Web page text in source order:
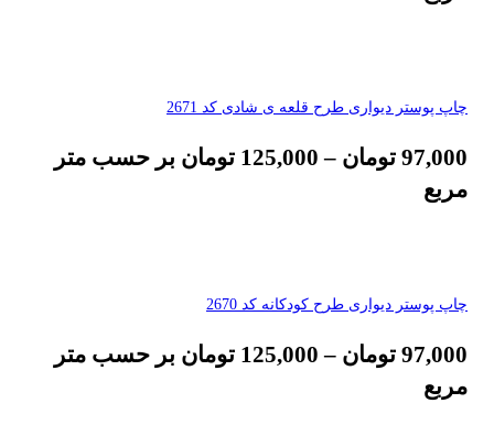
چاپ پوستر دیواری طرح قلعه ی شادی کد 2671
97,000 تومان –
125,000 تومان بر حسب متر
مربع
چاپ پوستر دیواری طرح کودکانه کد 2670
97,000 تومان –
125,000 تومان بر حسب متر
مربع